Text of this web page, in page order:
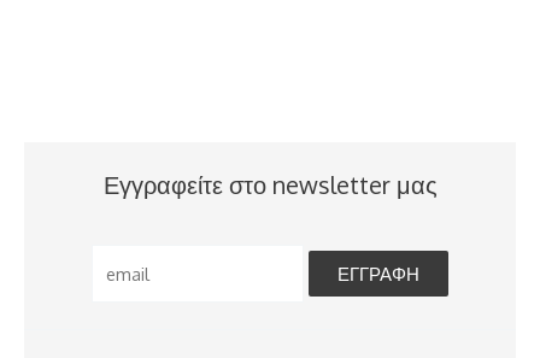
Εγγραφείτε στο newsletter μας